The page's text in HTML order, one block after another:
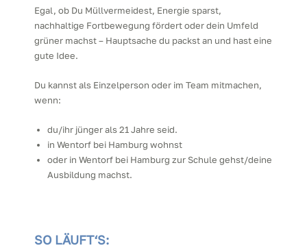
Egal, ob Du Müllvermeidest, Energie sparst,
nachhaltige Fortbewegung fördert oder dein Umfeld
grüner machst – Hauptsache du packst an und hast eine
gute Idee.
Du kannst als Einzelperson oder im Team mitmachen,
wenn:
du/ihr jünger als 21 Jahre seid.
in Wentorf bei Hamburg wohnst
oder in Wentorf bei Hamburg zur Schule gehst/deine
Ausbildung machst.
SO LÄUFT‘S: